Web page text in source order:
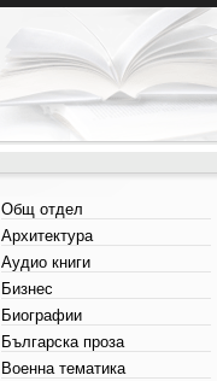
Общ отдел
Архитектура
Аудио книги
Бизнес
Биографии
Българска проза
Военна тематика